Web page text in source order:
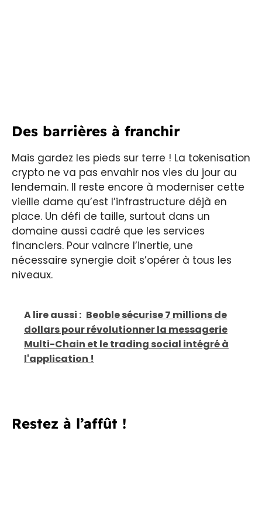
Des barrières à franchir
Mais gardez les pieds sur terre ! La tokenisation
crypto ne va pas envahir nos vies du jour au
lendemain. Il reste encore à moderniser cette
vieille dame qu’est l’infrastructure déjà en
place. Un défi de taille, surtout dans un
domaine aussi cadré que les services
financiers. Pour vaincre l’inertie, une
nécessaire synergie doit s’opérer à tous les
niveaux.
A lire aussi : Beoble sécurise 7 millions de
dollars pour révolutionner la messagerie
Multi-Chain et le trading social intégré à
l'application !
Restez à l’affût !